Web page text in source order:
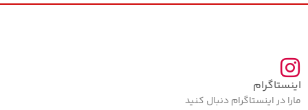
اینستاگرام
مارا در اینستاگرام دنبال کنید